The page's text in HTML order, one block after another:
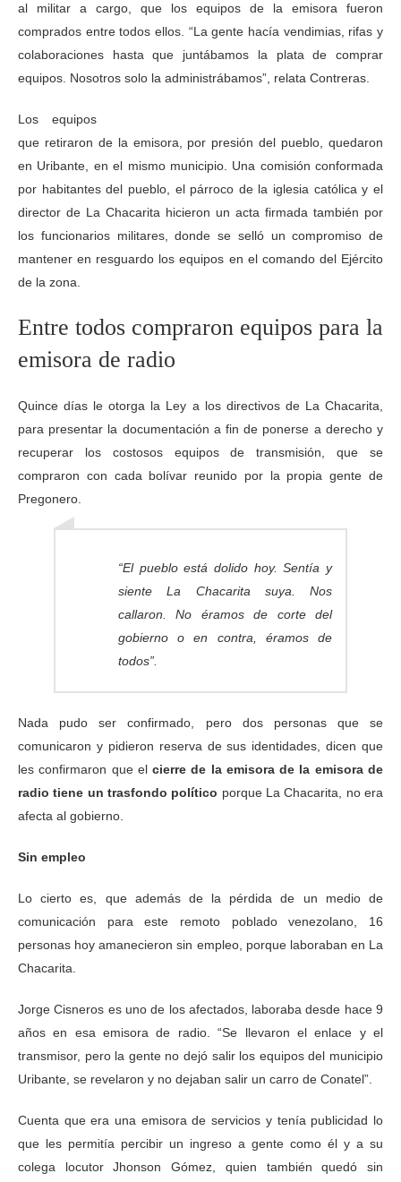
al militar a cargo, que los equipos de la emisora fueron
comprados entre todos ellos. “La gente hacía vendimias, rifas y
colaboraciones hasta que juntábamos la plata de comprar
equipos. Nosotros solo la administrábamos”, relata Contreras.
Los equipos
que retiraron de la emisora, por presión del pueblo, quedaron
en Uribante, en el mismo municipio. Una comisión conformada
por habitantes del pueblo, el párroco de la iglesia católica y el
director de La Chacarita hicieron un acta firmada también por
los funcionarios militares, donde se selló un compromiso de
mantener en resguardo los equipos en el comando del Ejército
de la zona.
Entre todos compraron equipos para la
emisora de radio
Quince días le otorga la Ley a los directivos de La Chacarita,
para presentar la documentación a fin de ponerse a derecho y
recuperar los costosos equipos de transmisión, que se
compraron con cada bolívar reunido por la propia gente de
Pregonero.
“El pueblo está dolido hoy. Sentía y
siente La Chacarita suya. Nos
callaron. No éramos de corte del
gobierno o en contra, éramos de
todos”.
Nada pudo ser confirmado, pero dos personas que se
comunicaron y pidieron reserva de sus identidades, dicen que
les confirmaron que elcierre de la emisora de la emisora de
radio tiene un trasfondo político porque La Chacarita, no era
afecta al gobierno.
Sin empleo
Lo cierto es, que además de la pérdida de un medio de
comunicación para este remoto poblado venezolano, 16
personas hoy amanecieron sin empleo, porque laboraban en La
Chacarita.
Jorge Cisneros es uno de los afectados, laboraba desde hace 9
años en esa emisora de radio. “Se llevaron el enlace y el
transmisor, pero la gente no dejó salir los equipos del municipio
Uribante, se revelaron y no dejaban salir un carro de Conatel”.
Cuenta que era una emisora de servicios y tenía publicidad lo
que les permitía percibir un ingreso a gente como él y a su
colega locutor Jhonson Gómez, quien también quedó sin